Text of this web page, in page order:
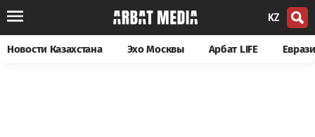
KZ
Новости Казахстана Эхо Москвы Арбат LIFE